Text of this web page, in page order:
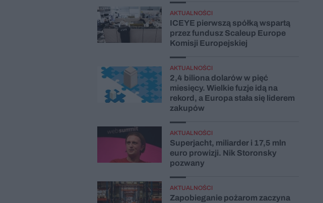
AKTUALNOŚCI
ICEYE pierwszą spółką wspartą
przez fundusz Scaleup Europe
Komisji Europejskiej
AKTUALNOŚCI
2,4 biliona dolarów w pięć
miesięcy. Wielkie fuzje idą na
rekord, a Europa stała się liderem
zakupów
AKTUALNOŚCI
Superjacht, miliarder i 17,5 mln
euro prowizji. Nik Storonsky
pozwany
AKTUALNOŚCI
Zapobieganie pożarom zaczyna